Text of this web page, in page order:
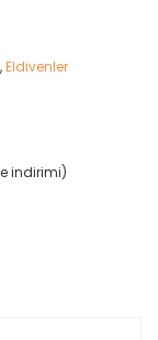
,Eldivenler
indirimi)